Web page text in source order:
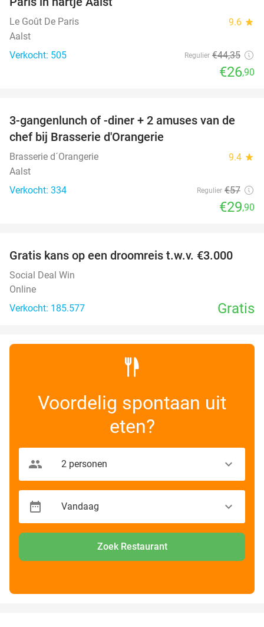
Le Goût De Paris 9.6 star
Aalst
Verkocht: 505
Regulier €44,35
€26,90
48%
3-gangenlunch of -diner + 2 amuses van de
chef bij Brasserie d'Orangerie
Brasserie d´Orangerie 9.4 star
Aalst
Verkocht: 334
Regulier €57
€29,90
Gratis kans op een droomreis t.w.v. €3.000
Social Deal Win
Online
Verkocht: 185.577
Gratis
Voordelig spontaan uit
eten?
Zoek Restaurant